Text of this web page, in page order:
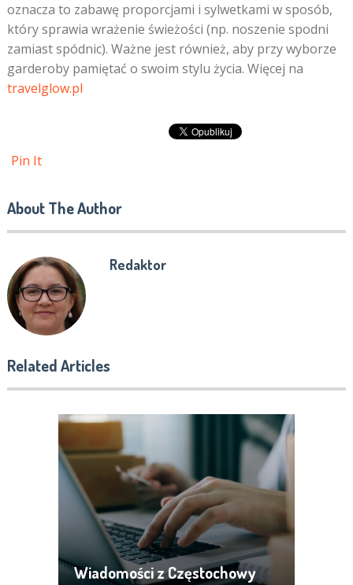
oznacza to zabawę proporcjami i sylwetkami w sposób,
który sprawia wrażenie świeżości (np. noszenie spodni
zamiast spódnic). Ważne jest również, aby przy wyborze
garderoby pamiętać o swoim stylu życia. Więcej na
travelglow.pl
Pin It
About The Author
Redaktor
Related Articles
Wiadomości z Częstochowy